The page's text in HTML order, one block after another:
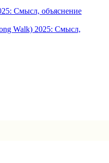
Смысл, объяснение
Walk) 2025: Смысл,